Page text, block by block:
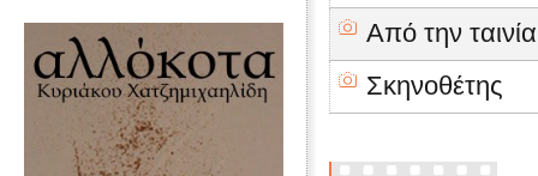
Από την ταινία
Σκηνοθέτης